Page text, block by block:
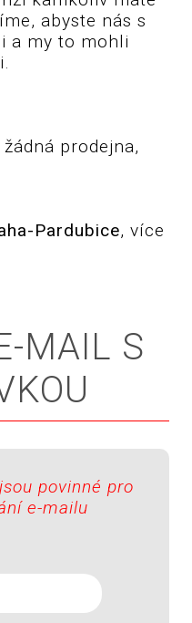
abyste nás s
a my to mohli
žádná prodejna,
Pardubice, více
MAIL S
povinné pro
e-mailu